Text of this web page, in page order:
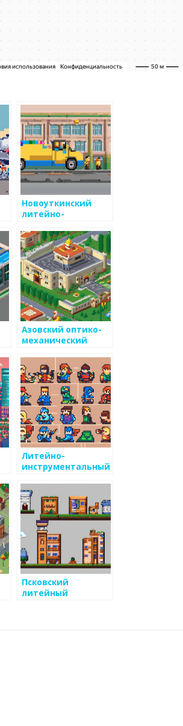
Новоуткинский
литейно-
завод
Азовский оптико-
механический
Литейно-
инструментальный
Псковский
литейный